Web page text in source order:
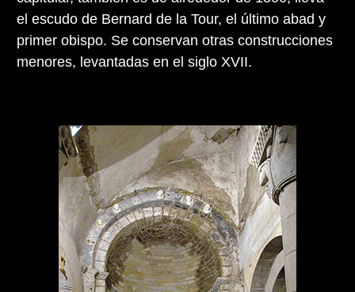
el escudo de Bernard de la Tour, el último abad y
primer obispo. Se conservan otras construcciones
menores, levantadas en el siglo XVII.